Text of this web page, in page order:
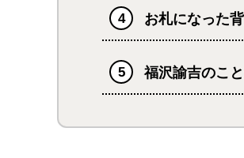
お札になった
福沢諭吉のこ